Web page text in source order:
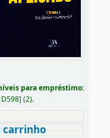
para empréstimo:
] (2).
carrinho